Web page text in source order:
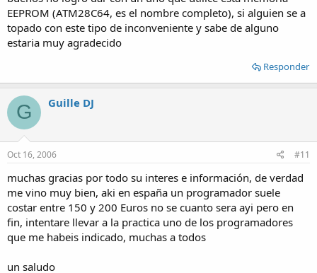
EEPROM (ATM28C64, es el nombre completo), si alguien se a
topado con este tipo de inconveniente y sabe de alguno
estaria muy agradecido
Responder
G Guille DJ
Oct 16, 2006 #11
muchas gracias por todo su interes e información, de verdad
me vino muy bien, aki en españa un programador suele
costar entre 150 y 200 Euros no se cuanto sera ayi pero en
fin, intentare llevar a la practica uno de los programadores
que me habeis indicado, muchas a todos
un saludo